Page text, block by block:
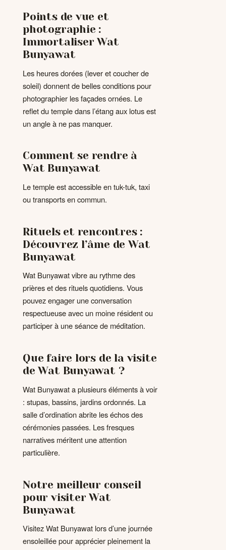
Points de vue et
photographie :
Immortaliser Wat
Bunyawat
Les heures dorées (lever et coucher de
soleil) donnent de belles conditions pour
photographier les façades ornées. Le
reflet du temple dans l’étang aux lotus est
un angle à ne pas manquer.
Comment se rendre à
Wat Bunyawat
Le temple est accessible en tuk-tuk, taxi
ou transports en commun.
Rituels et rencontres :
Découvrez l’âme de Wat
Bunyawat
Wat Bunyawat vibre au rythme des
prières et des rituels quotidiens. Vous
pouvez engager une conversation
respectueuse avec un moine résident ou
participer à une séance de méditation.
Que faire lors de la visite
de Wat Bunyawat ?
Wat Bunyawat a plusieurs éléments à voir
: stupas, bassins, jardins ordonnés. La
salle d’ordination abrite les échos des
cérémonies passées. Les fresques
narratives méritent une attention
particulière.
Notre meilleur conseil
pour visiter Wat
Bunyawat
Visitez Wat Bunyawat lors d’une journée
ensoleillée pour apprécier pleinement la